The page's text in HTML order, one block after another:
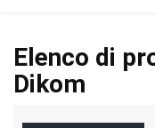
Elenco di
Dikom